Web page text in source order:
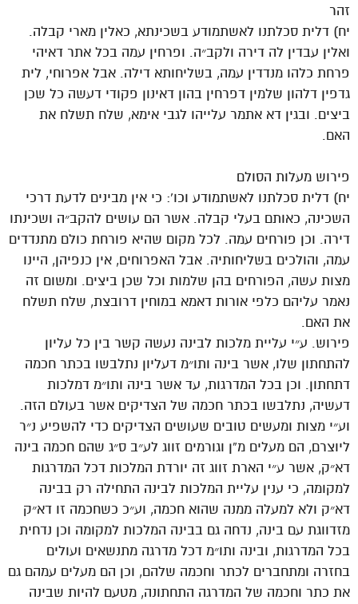
זהר
יח) דלית סכלתנו לאשתמודע בשכינתא, כאלין מארי קבלה.
ואלין עבדין לה דירה ולקב״ה. ופרחין עמה בכל אתר דאיהי
פרחת כלהו מנדדין עמה, בשליחותא דילה. אבל אפרוחי, לית
גדפין דלהון שלמין דפרחין בהון דאינון פקודי דעשה כל שכן
ביצים. ובגין דא אתמר עלייהו לגבי אימא, שלח תשלח את
האם.
פירוש מעלות הסולם
יח) דלית סכלתנו לאשתמודע וכו’: כי אין מבינים לדעת דרכי
השכינה, כאותם בעלי קבלה. אשר הם עושים להקב״ה ושכינתו
דירה. וכן פורחים עמה. לכל מקום שהיא פורחת כולם מתנדדים
עמה, והולכים בשליחותיה. אבל האפרוחים, אין כנפיהן, היינו
מצות עשה, הפורחים בהן שלמות וכל שכן ביצים. ומשום זה
נאמר עליהם כלפי אורות דאמא במוחין דרובצת, שלח תשלח
את האם.
פירוש. ע״י עליית מלכות לבינה נעשה קשר בין כל עליון
להתחתון שלו, אשר בינה ותו״מ דעליון נתלבשו בכתר חכמה
דתחתון. וכן בכל המדרגות, עד אשר בינה ותו״מ דמלכות
דעשיה, נתלבשו בכתר חכמה של הצדיקים אשר בעולם הזה.
וע״י מצות ומעשים טובים שעושים הצדיקים כדי להשפיע נ״ר
ליוצרם, הם מעלים מ”ן וגורמים זווג לע״ב ס״ג שהם חכמה בינה
דא״ק, אשר ע״י הארת זווג זה יורדת המלכות דכל המדרגות
למקומה, כי ענין עליית המלכות לבינה התחילה רק בבינה
דא״ק ולא למעלה ממנה שהוא חכמה, וע״כ כשחכמה זו דא״ק
מזדווגת עם בינה, נדחה גם בבינה המלכות למקומה וכן נדחית
בכל המדרגות, ובינה ותו״מ דכל מדרגה מתנשאים ועולים
בחזרה ומתחברים לכתר וחכמה שלהם, וכן הם מעלים עמהם גם
את כתר וחכמה של המדרגה התחתונה, מטעם להיות שבינה